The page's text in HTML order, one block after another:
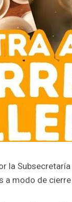
la
a modo de